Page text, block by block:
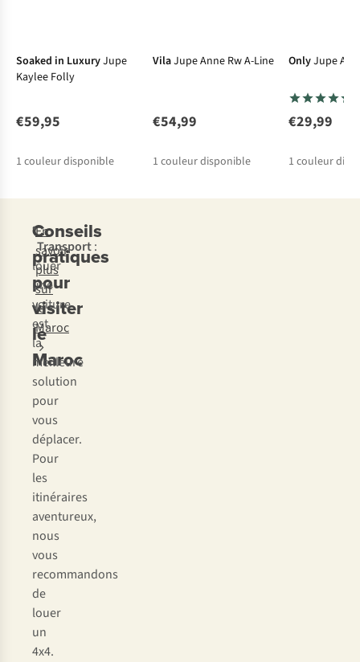
Soaked in LuxuryJupe
Kaylee Folly
€59,95
1 couleur disponible
VilaJupe Anne Rw A-Line
€54,99
1 couleur disponible
OnlyJupe
€29,99
1 couleur
Conseils
pratiques
pour
visiter
le
Maroc
•
Transport:
louer
une
voiture
est
la
meilleure
solution
pour
vous
déplacer.
Pour
les
itinéraires
aventureux,
nous
vous
recommandons
de
louer
un
4x4.
En
savoir
plus
sur
le
Maroc